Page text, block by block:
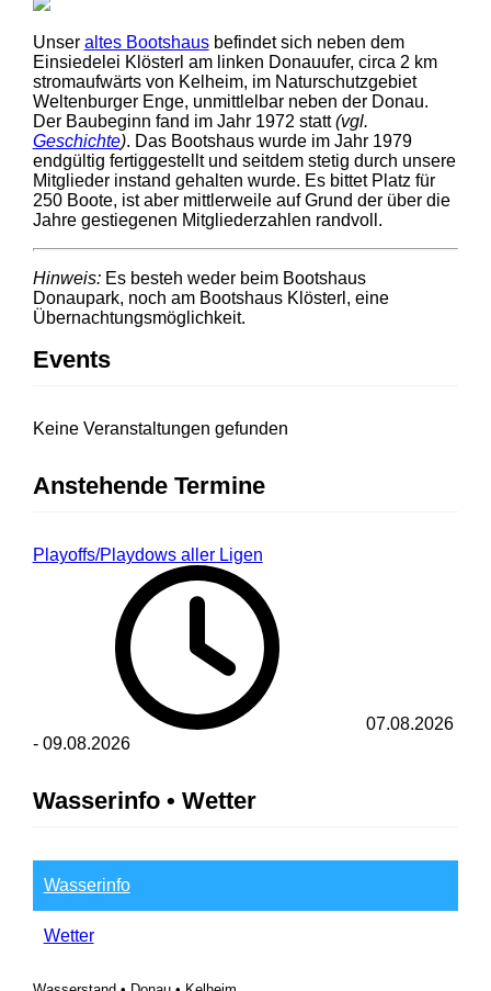
Unser altes Bootshausbefindet sich neben dem
Einsiedelei Klösterl am linken Donauufer, circa 2 km
stromaufwärts von Kelheim, im Naturschutzgebiet
Weltenburger Enge, unmittlelbar neben der Donau.
Der Baubeginn fand im Jahr 1972 statt(vgl.
Geschichte). Das Bootshaus wurde im Jahr 1979
endgültig fertiggestellt und seitdem stetig durch unsere
Mitglieder instand gehalten wurde. Es bittet Platz für
250 Boote, ist aber mittlerweile auf Grund der über die
Jahre gestiegenen Mitgliederzahlen randvoll.
Hinweis: Es besteh weder beim Bootshaus
Donaupark, noch am Bootshaus Klösterl, eine
Übernachtungsmöglichkeit.
Events
Keine Veranstaltungen gefunden
Anstehende Termine
Playoffs/Playdows aller Ligen
07.08.2026
- 09.08.2026
Wasserinfo • Wetter
Wasserinfo
Wetter